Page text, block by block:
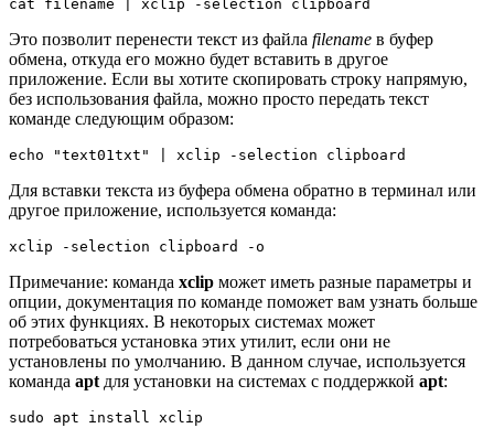
cat filename | xclip -selection clipboard
Это позволит перенести текст из файла filename в буфер
обмена, откуда его можно будет вставить в другое
приложение. Если вы хотите скопировать строку напрямую,
без использования файла, можно просто передать текст
команде следующим образом:
echo "text01txt" | xclip -selection clipboard
Для вставки текста из буфера обмена обратно в терминал или
другое приложение, используется команда:
xclip -selection clipboard -o
Примечание: команда xclip может иметь разные параметры и
опции, документация по команде поможет вам узнать больше
об этих функциях. В некоторых системах может
потребоваться установка этих утилит, если они не
установлены по умолчанию. В данном случае, используется
команда apt для установки на системах с поддержкой apt:
sudo apt install xclip